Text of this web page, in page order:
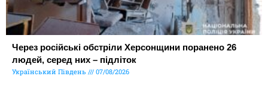
Через російські обстріли Херсонщини поранено 26
людей, серед них – підліток
Український Південь 07/08/2026